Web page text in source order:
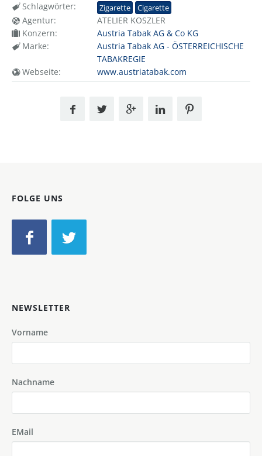
Schlagwörter:
Zigarette Cigarette
Agentur:
ATELIER KOSZLER
Konzern:
Austria Tabak AG & Co KG
Marke:
Austria Tabak AG - ÖSTERREICHISCHE
TABAKREGIE
Webseite:
www.austriatabak.com
FOLGE UNS
NEWSLETTER
Vorname
Nachname
EMail